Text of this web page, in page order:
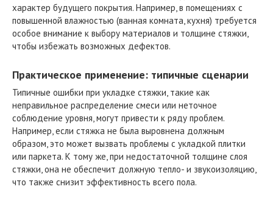
характер будущего покрытия. Например, в помещениях с
повышенной влажностью (ванная комната, кухня) требуется
особое внимание к выбору материалов и толщине стяжки,
чтобы избежать возможных дефектов.
Практическое применение: типичные сценарии
Типичные ошибки при укладке стяжки, такие как
неправильное распределение смеси или неточное
соблюдение уровня, могут привести к ряду проблем.
Например, если стяжка не была выровнена должным
образом, это может вызвать проблемы с укладкой плитки
или паркета. К тому же, при недостаточной толщине слоя
стяжки, она не обеспечит должную тепло- и звукоизоляцию,
что также снизит эффективность всего пола.